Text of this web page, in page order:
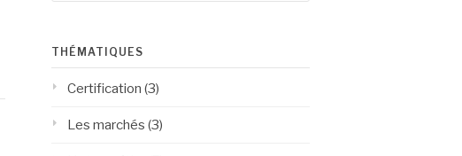
THÉMATIQUES
Certification (3)
Les marchés (3)